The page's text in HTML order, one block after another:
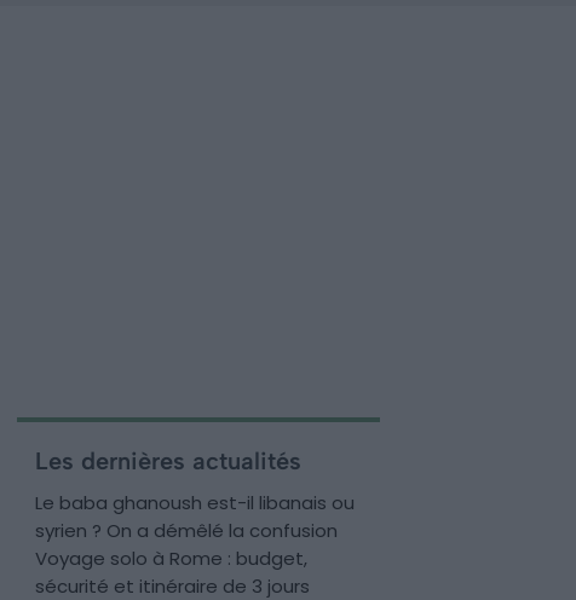
Les dernières actualités
Le baba ghanoush est-il libanais ou
syrien ? On a démêlé la confusion
Voyage solo à Rome : budget,
sécurité et itinéraire de 3 jours